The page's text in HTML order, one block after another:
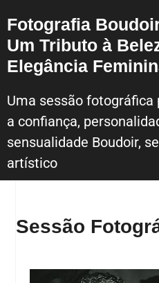
Fotografia
Um Tributo à
Elegância
Uma sessão fotográfica
a confiança,
sensualidade Boudoir,
artístico
Sessão